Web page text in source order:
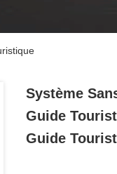
Système
Guide
Guide